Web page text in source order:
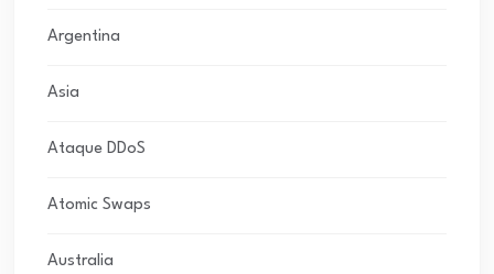
Argentina
Asia
Ataque DDoS
Atomic Swaps
Australia